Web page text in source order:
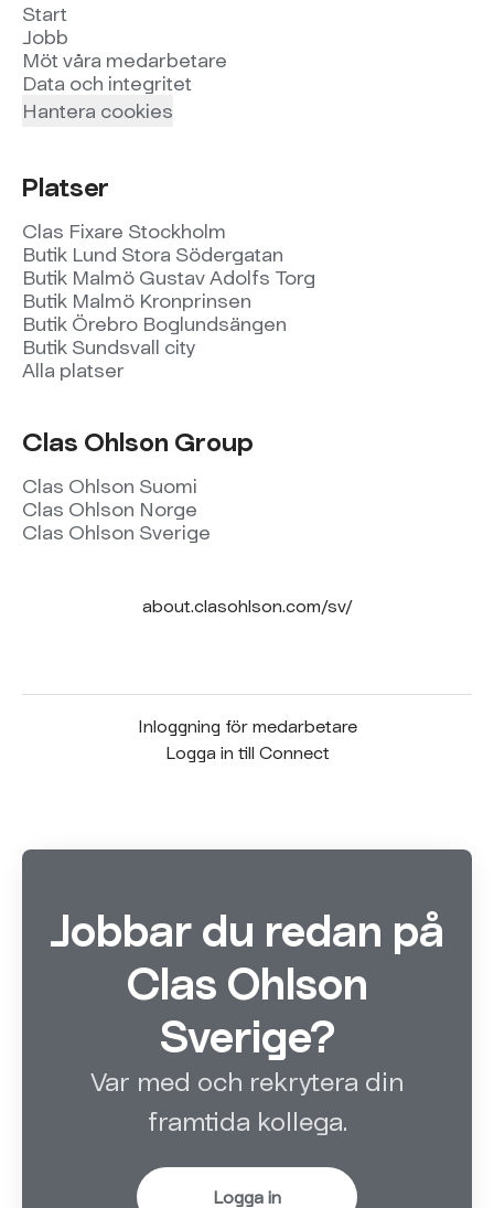
Start
Jobb
Möt våra medarbetare
Data och integritet
Hantera cookies
Platser
Clas Fixare Stockholm
Butik Lund Stora Södergatan
Butik Malmö Gustav Adolfs Torg
Butik Malmö Kronprinsen
Butik Örebro Boglundsängen
Butik Sundsvall city
Alla platser
Clas Ohlson Group
Clas Ohlson Suomi
Clas Ohlson Norge
Clas Ohlson Sverige
about.clasohlson.com/sv/
Inloggning för medarbetare
Logga in till Connect
Jobbar du redan på
Clas Ohlson
Sverige?
Var med och rekrytera din
framtida kollega.
Logga in